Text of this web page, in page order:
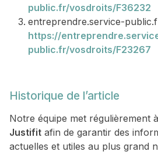
public.fr/vosdroits/F36232
entreprendre.service-
https://
public.fr/vosdroits/F23267
Historique de l’article
Notre équipe met régulièrement
Justifit afin de garantir des
actuelles et utiles au plus grand